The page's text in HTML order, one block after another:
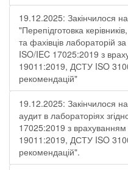
19.12.2025: Закінчилося
"Перепідготовка
та фахівців лабораторій
ISO/IEC 17025:2019 з
19011:2019, ДСТУ ISO
рекомендацій"
19.12.2025: Закінчилося
аудит в лабораторіях
17025:2019 з
19011:2019, ДСТУ ISO
рекомендацій".